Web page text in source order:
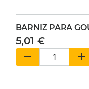
BARNIZ PARA
5,01 €